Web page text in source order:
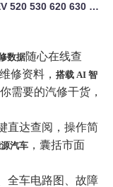
2007-2026年力帆系列320 320EV 330 330EV 520 530 620 630 650 650EV原厂维修手册电路图资料、维修资料、汽修资料库、正时资料、螺丝扭力、拆装步骤、故障码、针脚定义、保险盒图解、发动机大修资料、变速箱维修资料、底盘维修图纸、车身线路图、传感器线路图、数据流资料、线束走向图、继电器位置图、空调维修图纸、车身控制模块资料、发动机正时图解、大修装配数据
数据随心在线查
修资料， 搭载 AI 智
需要的汽修干货，
直达查阅，操作简
汽车 ，囊括市面
全车电路图、故障